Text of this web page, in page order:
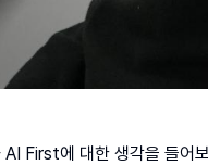
First에 대한 생각을 들어